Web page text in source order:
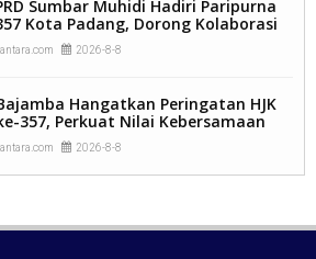
Sumbar Muhidi Hadiri Paripurna
Kota Padang, Dorong Kolaborasi
Berkelanjutan.
2026-8-8
Hangatkan Peringatan HJK
357, Perkuat Nilai Kebersamaan
Kuliner Minangkabau.
2026-8-8